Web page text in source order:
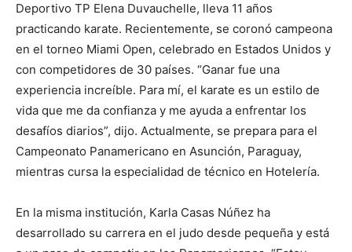
Deportivo TP Elena Duvauchelle, lleva 11 años
practicando karate. Recientemente, se coronó campeona
en el torneo Miami Open, celebrado en Estados Unidos y
con competidores de 30 países. “Ganar fue una
experiencia increíble. Para mí, el karate es un estilo de
vida que me da confianza y me ayuda a enfrentar los
desafíos diarios”, dijo. Actualmente, se prepara para el
Campeonato Panamericano en Asunción, Paraguay,
mientras cursa la especialidad de técnico en Hotelería.
En la misma institución, Karla Casas Núñez ha
desarrollado su carrera en el judo desde pequeña y está